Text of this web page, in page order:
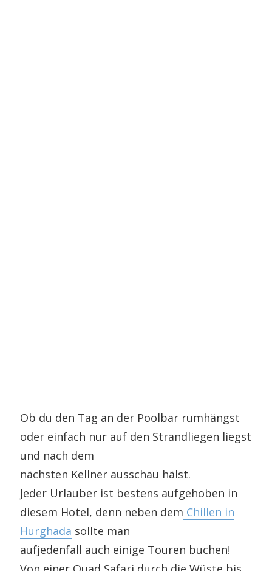
Ob du den Tag an der Poolbar rumhängst
oder einfach nur auf den Strandliegen liegst
und nach dem
nächsten Kellner ausschau hälst.
Jeder Urlauber ist bestens aufgehoben in
diesem Hotel, denn neben dem Chillen in
Hurghada sollte man
aufjedenfall auch einige Touren buchen!